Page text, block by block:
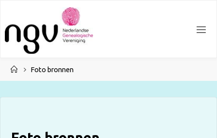
de
inhoud
HomeFoto bronnen